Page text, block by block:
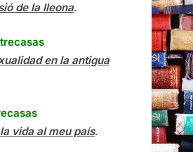
de la lleona.
en la antigua
vida al meu país.